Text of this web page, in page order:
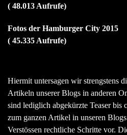
( 48.013 Aufrufe)
Fotos der Hamburger City 2015
( 45.335 Aufrufe)
Hiermit untersagen wir strengstens
Artikeln unserer Blogs in anderen
sind lediglich abgekürzte Teaser bis
zum ganzen Artikel in unseren
Verstössen rechtliche Schritte vor.